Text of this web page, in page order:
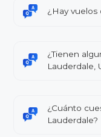
¿Hay vuelos
¿Tienen
Lauderdale,
¿Cuánto
Lauderdale?